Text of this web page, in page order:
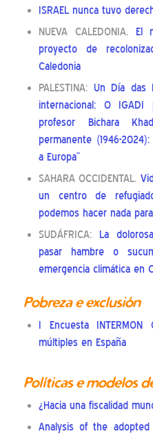
ISRAEL nunca tuvo
NUEVA CALEDONIA. El
proyecto de
Caledonia
PALESTINA: Un Día das
internacional: O
profesor Bichara
permanente (1946-
a Europa”
SAHARA OCCIDENTAL.
un centro de
podemos hacer nada
SUDÁFRICA: La
pasar hambre o
emergencia climática en
Pobreza e exclusión
I Encuesta INTERMON
múltiples en España
Políticas e modelos
¿Hacia una fiscalidad
Analysis of the